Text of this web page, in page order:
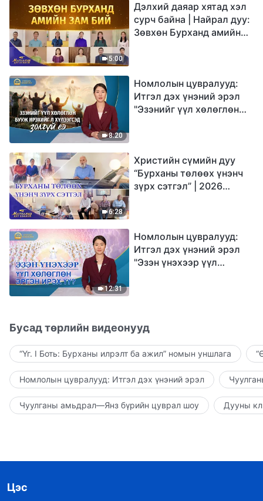
5:00
Дэлхий даяар хятад хэл
сурч байна | Найрал дуу:
Зөвхөн Бурханд амийн
8:20
Номлолын цувралууд:
Итгэл дэх үнэний эрэл
"Эзэнийг үүл хөлөглөн
6:28
Христийн сүмийн дуу
“Бурханы төлөөх үнэнч
зүрх сэтгэл” | 2026
12:31
Номлолын цувралууд:
Итгэл дэх үнэний эрэл
"Эзэн үнэхээр үүл
Бусад төрлийн видеонууд
“Үг. I Боть: Бурханы илрэлт ба ажил” номын уншлага
Номлолын цувралууд: Итгэл дэх үнэний эрэл
Чуулганы амьдрал—Янз бүрийн цуврал шоу Дууны
Цэс